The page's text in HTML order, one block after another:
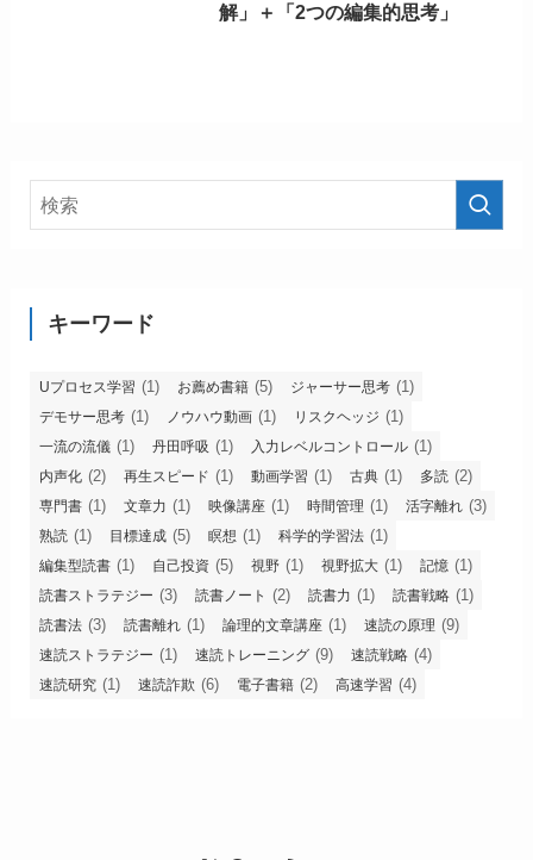
解」＋「2つの編集的思考」
キーワード
Uプロセス学習 (1) お薦め書籍 (5) ジャーサー思考 (1)
デモサー思考 (1) ノウハウ動画 (1) リスクヘッジ (1)
一流の流儀 (1) 丹田呼吸 (1) 入力レベルコントロール (1)
内声化 (2) 再生スピード (1) 動画学習 (1) 古典 (1) 多読 (2)
専門書 (1) 文章力 (1) 映像講座 (1) 時間管理 (1) 活字離れ (3)
熟読 (1) 目標達成 (5) 瞑想 (1) 科学的学習法 (1)
編集型読書 (1) 自己投資 (5) 視野 (1) 視野拡大 (1) 記憶 (1)
読書ストラテジー (3) 読書ノート (2) 読書力 (1) 読書戦略 (1)
読書法 (3) 読書離れ (1) 論理的文章講座 (1) 速読の原理 (9)
速読ストラテジー (1) 速読トレーニング (9) 速読戦略 (4)
速読研究 (1) 速読詐欺 (6) 電子書籍 (2) 高速学習 (4)